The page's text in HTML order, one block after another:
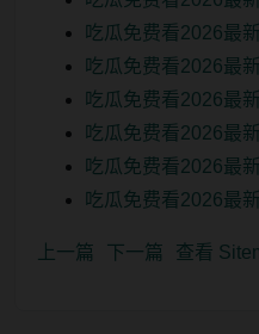
吃瓜免费看2026最
吃瓜免费看2026最
吃瓜免费看2026最
吃瓜免费看2026最
吃瓜免费看2026最
吃瓜免费看2026最
上一篇 下一篇 查看